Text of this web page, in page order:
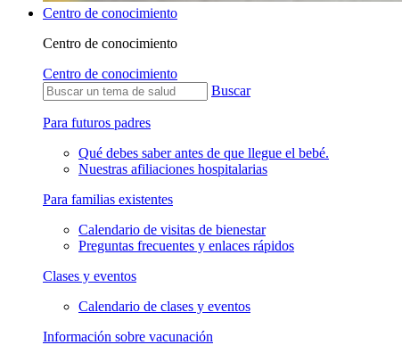
Centro de conocimiento
Centro de conocimiento
Centro de conocimiento
Buscar
Para futuros padres
Qué debes saber antes de que llegue el bebé.
Nuestras afiliaciones hospitalarias
Para familias existentes
Calendario de visitas de bienestar
Preguntas frecuentes y enlaces rápidos
Clases y eventos
Calendario de clases y eventos
Información sobre vacunación